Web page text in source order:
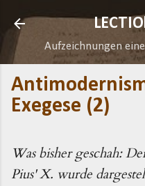
Direkt
Aufzeichnungen
Exegese (2)
Was bisher geschah:
Pius' X. wurde